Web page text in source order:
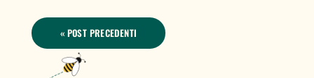
« POST PRECEDENTI